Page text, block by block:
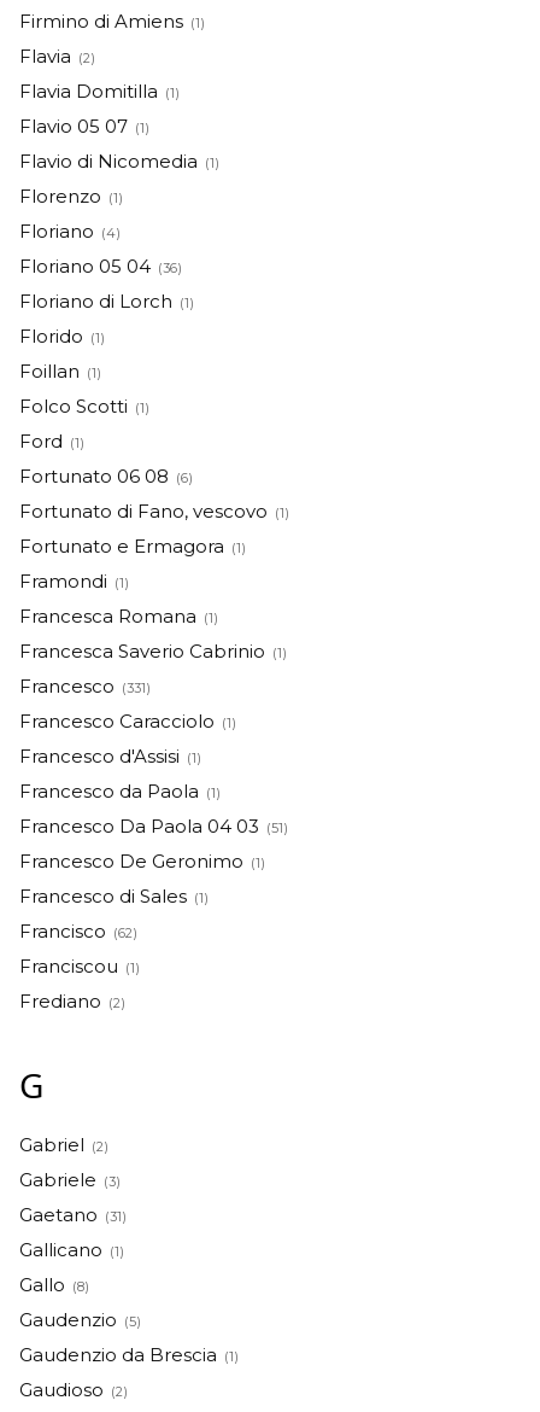
Firmino di Amiens (1)
Flavia (2)
Flavia Domitilla (1)
Flavio 05 07 (1)
Flavio di Nicomedia (1)
Florenzo (1)
Floriano (4)
Floriano 05 04 (36)
Floriano di Lorch (1)
Florido (1)
Foillan (1)
Folco Scotti (1)
Ford (1)
Fortunato 06 08 (6)
Fortunato di Fano, vescovo (1)
Fortunato e Ermagora (1)
Framondi (1)
Francesca Romana (1)
Francesca Saverio Cabrinio (1)
Francesco (331)
Francesco Caracciolo (1)
Francesco d'Assisi (1)
Francesco da Paola (1)
Francesco Da Paola 04 03 (51)
Francesco De Geronimo (1)
Francesco di Sales (1)
Francisco (62)
Franciscou (1)
Frediano (2)
G
Gabriel (2)
Gabriele (3)
Gaetano (31)
Gallicano (1)
Gallo (8)
Gaudenzio (5)
Gaudenzio da Brescia (1)
Gaudioso (2)